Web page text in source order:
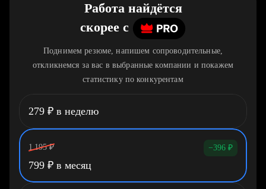
Работа найдётся
скорее c
Поднимем резюме, напишем сопроводительные,
откликнемся за вас в выбранные компании и покажем
статистику по конкурентам
279 ₽ в неделю
1 195 ₽ −396 ₽
799 ₽ в месяц